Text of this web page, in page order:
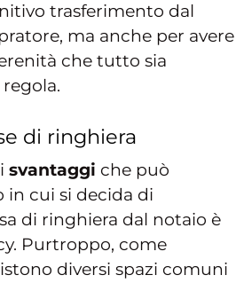
trasferimento dal
ma anche per avere
che tutto sia
di ringhiera
svantaggi che può
in cui si decida di
di ringhiera dal notaio è
Purtroppo, come
diversi spazi comuni